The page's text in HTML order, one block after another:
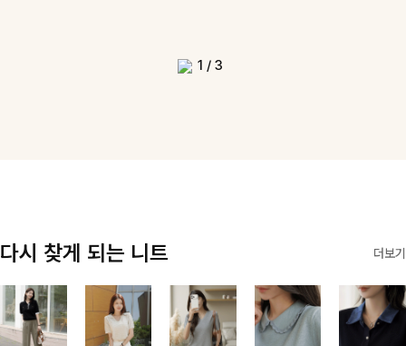
1 / 3
다시 찾게 되는 니트 더보기